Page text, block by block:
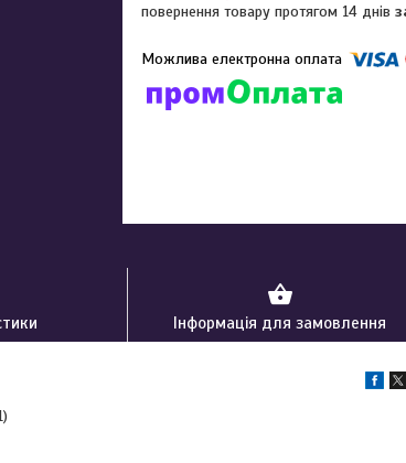
повернення товару протягом 14 днів
Інформація для замовлення